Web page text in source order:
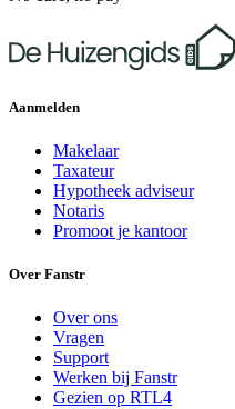
Aanmelden
Makelaar
Taxateur
Hypotheek adviseur
Notaris
Promoot je kantoor
Over Fanstr
Over ons
Vragen
Support
Werken bij Fanstr
Gezien op RTL4